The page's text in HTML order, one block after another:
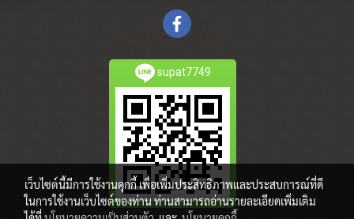
supat7749
เว็บไซต์นี้มีการใช้งานคุกกี้ เพื่อเพิ่มประสิทธิภาพและประสบการณ์ที่ดี
ในการใช้งานเว็บไซต์ของท่าน ท่านสามารถอ่านรายละเอียดเพิ่มเติม